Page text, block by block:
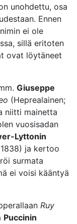
unohdettu, osa
Ennen
ei ole
sillä eritoten
ovat löytäneet
Giuseppe
(Heprealainen;
niitti mainetta
vuosisadan
Lyttonin
ja kertoo
surmata
ei voisi kääntyä
Ruy
Puccinin